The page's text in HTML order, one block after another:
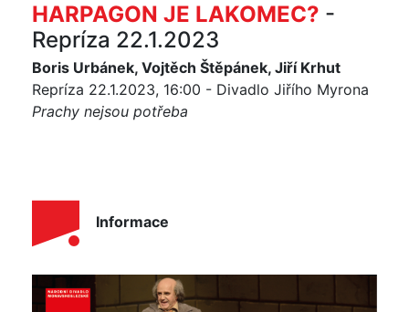
HARPAGON JE LAKOMEC? -
Repríza 22.1.2023
Boris Urbánek, Vojtěch Štěpánek, Jiří Krhut
Repríza 22.1.2023, 16:00 - Divadlo Jiřího Myrona
Prachy nejsou potřeba
Informace